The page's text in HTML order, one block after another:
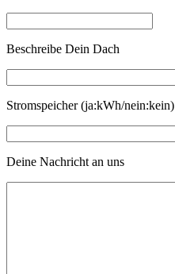
Beschreibe Dein Dach
Stromspeicher (ja:kWh/nein:kein)
Deine Nachricht an uns